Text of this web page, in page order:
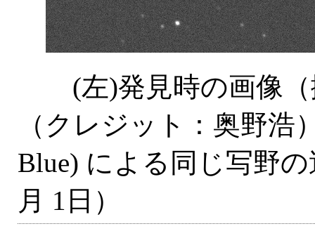
(左)発見時の画像（
（クレジット：奥野浩
Blue) による同じ写野
月 1日）